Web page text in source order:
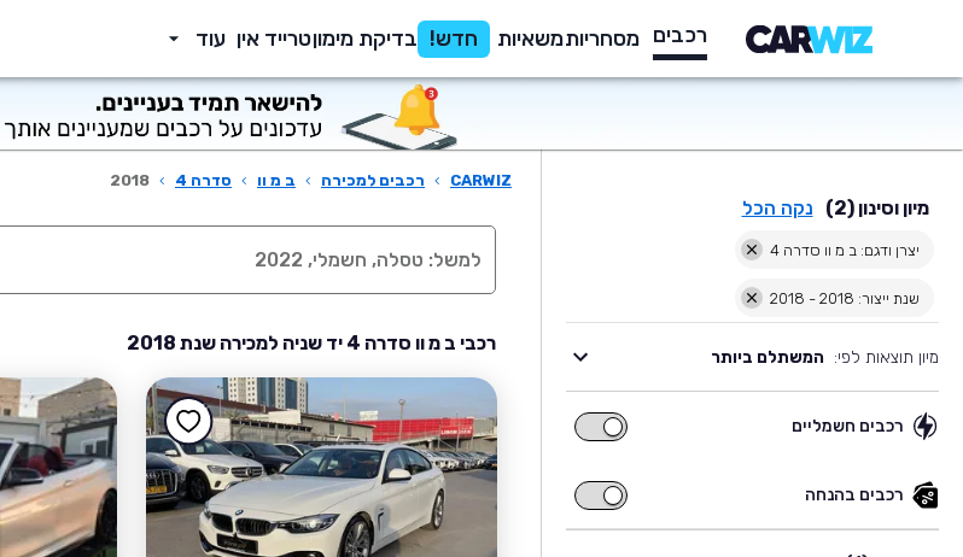
רכבים מסחריותמשאיות חדש! בדיקת מימוןטרייד אין עוד
מיון וסינון (2) נקה הכל
יצרן ודגם: ב מ וו סדרה 4
שנת ייצור: 2018 - 2018
מיון תוצאות לפי: המשתלם ביותר
רכבים חשמליים
רכבים
רכבים בהנחה
רכבים
בהנחה
CARWIZ
› רכבים למכירה › ב מ וו › סדרה 4 ›
2018
רכבי ב מ וו סדרה 4 יד שניה למכירה שנת 2018